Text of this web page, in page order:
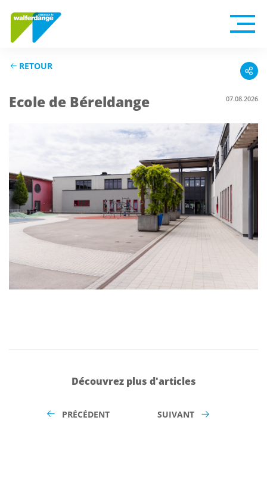
RETOUR
Ecole de Béreldange 07.08.2026
Découvrez plus d'articles
PRÉCÉDENT SUIVANT